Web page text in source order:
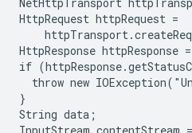
HttpRequest httpRequest =
HttpResponse
if
throw new
}
String data;